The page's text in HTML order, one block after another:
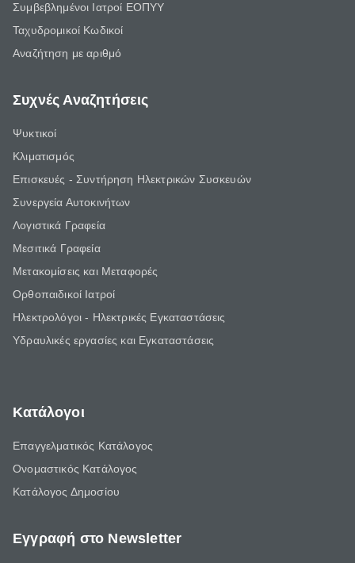
Συμβεβλημένοι Ιατροί ΕΟΠΥΥ
Ταχυδρομικοί Κωδικοί
Αναζήτηση με αριθμό
Συχνές Αναζητήσεις
Ψυκτικοί
Κλιματισμός
Επισκευές - Συντήρηση Ηλεκτρικών Συσκευών
Συνεργεία Αυτοκινήτων
Λογιστικά Γραφεία
Μεσιτικά Γραφεία
Μετακομίσεις και Μεταφορές
Ορθοπαιδικοί Ιατροί
Ηλεκτρολόγοι - Ηλεκτρικές Εγκαταστάσεις
Υδραυλικές εργασίες και Εγκαταστάσεις
Κατάλογοι
Επαγγελματικός Κατάλογος
Ονομαστικός Κατάλογος
Κατάλογος Δημοσίου
Εγγραφή στο Newsletter